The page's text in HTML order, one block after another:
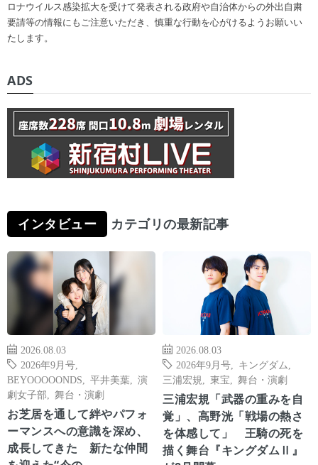
ロナウイルス感染拡大を受けて発表される政府や自治体からの外出自粛
要請等の情報にもご注意いただき、慎重な行動を心がけるようお願いい
たします。
ADS
インタビュー カテゴリの最新記事
2026.08.03
2026年9月号
BEYOOOOONDS
平井美葉
演
劇女子部
舞台・演劇
お芝居を通して絆やパフォ
ーマンスへの意識を深め、
成長してきた 新たな仲間
2026.08.03
2026年9月号
キングダム
三浦宏規
東宝 舞台・演劇
三浦宏規「武器の重みを自
覚」、高野洸「戦場の熱さ
を体感して」 王騎の死を
描く舞台『キングダムⅡ』